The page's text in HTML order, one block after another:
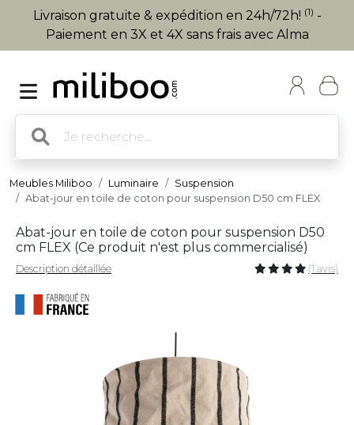
Livraison gratuite & expédition en 24h/72h! (1) -
Paiement en 3X et 4X sans frais avec Alma
Meubles Miliboo Luminaire
Suspension
Abat-jour en toile de coton pour suspension D50 cm FLEX
Abat-jour en toile de coton pour suspension D50
cm FLEX (Ce produit n'est plus commercialisé)
Description détaillée (1 avis)